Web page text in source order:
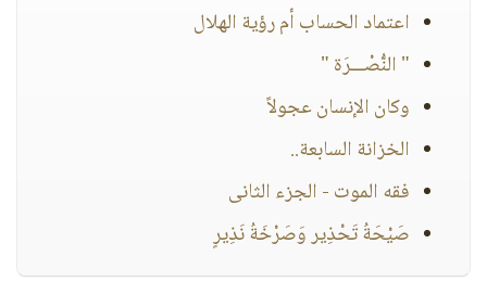
اعتماد الحساب أم رؤية الهلال
" النُّصْـــرَة "
وكان الإنسان عجولاً
الخزانة السابعة..
فقه الموت - الجزء الثانى
صَيْحَةُ تَحْذِير وَصَرْخَةُ نَذِيرٍ